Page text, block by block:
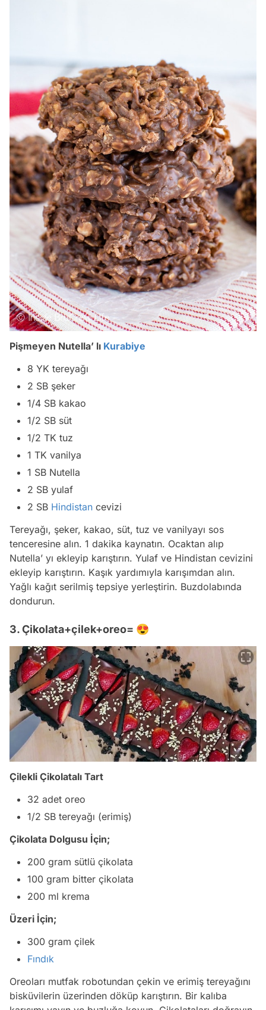
Pişmeyen Nutella’ lı Kurabiye
8 YK tereyağı
2 SB şeker
1/4 SB kakao
1/2 SB süt
1/2 TK tuz
1 TK vanilya
1 SB Nutella
2 SB yulaf
2 SB Hindistan cevizi
Tereyağı, şeker, kakao, süt, tuz ve vanilyayı sos
tenceresine alın. 1 dakika kaynatın. Ocaktan alıp
Nutella’ yı ekleyip karıştırın. Yulaf ve Hindistan cevizini
ekleyip karıştırın. Kaşık yardımıyla karışımdan alın.
Yağlı kağıt serilmiş tepsiye yerleştirin. Buzdolabında
dondurun.
3. Çikolata+çilek+oreo= 😍
Çilekli Çikolatalı Tart
32 adet oreo
1/2 SB tereyağı (erimiş)
Çikolata Dolgusu İçin;
200 gram sütlü çikolata
100 gram bitter çikolata
200 ml krema
Üzeri İçin;
300 gram çilek
Fındık
Oreoları mutfak robotundan çekin ve erimiş tereyağını
bisküvilerin üzerinden döküp karıştırın. Bir kalıba